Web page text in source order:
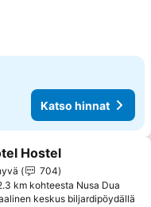
Katso hinnat
Hostel
704
km kohteesta Nusa Dua
keskus biljardipöydällä